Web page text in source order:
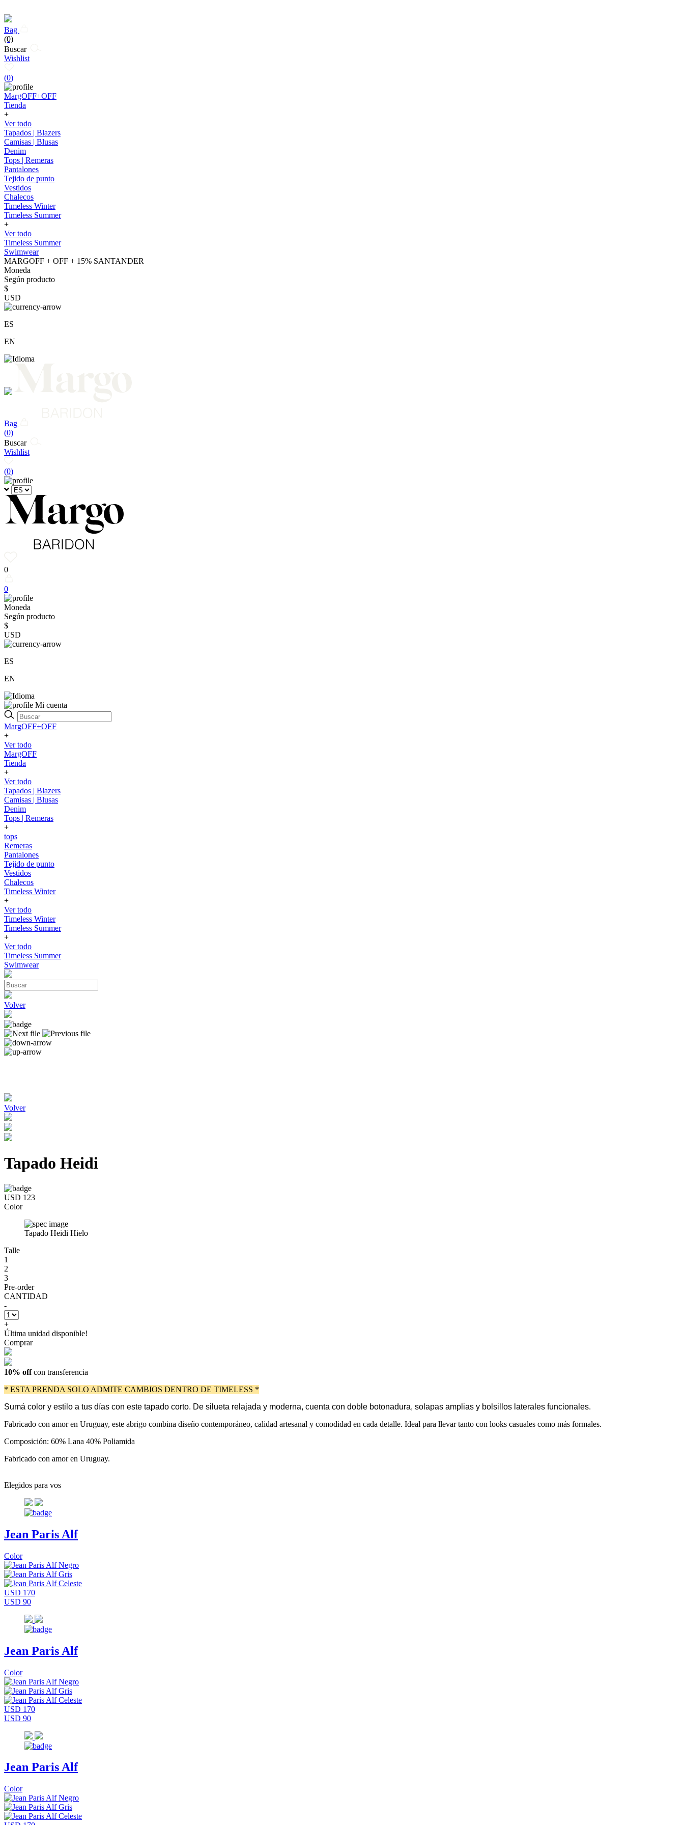
Bag
(0)
Buscar
Wishlist
(0)
MargOFF+OFF
Tienda
+
Ver todo
Tapados | Blazers
Camisas | Blusas
Denim
Tops | Remeras
Pantalones
Tejido de punto
Vestidos
Chalecos
Timeless Winter
Timeless Summer
+
Ver todo
Timeless Summer
Swimwear
MARGOFF + OFF + 15% SANTANDER
Moneda
Según producto
$
USD
ES
EN
Bag
(0)
Buscar
Wishlist
(0)
0
0
Moneda
Según producto
$
USD
ES
EN
Mi cuenta
MargOFF+OFF
+
Ver todo
MargOFF
Tienda
+
Ver todo
Tapados | Blazers
Camisas | Blusas
Denim
Tops | Remeras
+
tops
Remeras
Pantalones
Tejido de punto
Vestidos
Chalecos
Timeless Winter
+
Ver todo
Timeless Winter
Timeless Summer
+
Ver todo
Timeless Summer
Swimwear
Volver
Volver
Tapado Heidi
USD 123
Color
Tapado Heidi Hielo
Talle
1
2
3
Pre-order
CANTIDAD
-
+
Última unidad disponible!
Comprar
10% offcon transferencia
* ESTA PRENDA SOLO ADMITE CAMBIOS DENTRO DE TIMELESS *
Sumá color y estilo a tus días con este tapado corto. De silueta relajada y moderna, cuenta con doble botonadura, solapas amplias y bolsillos laterales funcionales.
Fabricado con amor en Uruguay, este abrigo combina diseño contemporáneo, calidad artesanal y comodidad en cada detalle. Ideal para llevar tanto con looks casuales como más formales.
Composición: 60% Lana 40% Poliamida
Fabricado con amor en Uruguay.
Elegidos para vos
Jean Paris Alf
Color
USD 170
USD 90
Jean Paris Alf
Color
USD 170
USD 90
Jean Paris Alf
Color